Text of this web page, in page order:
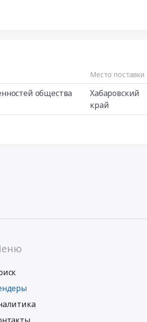
Место поставки
общества
Хабаровский
край